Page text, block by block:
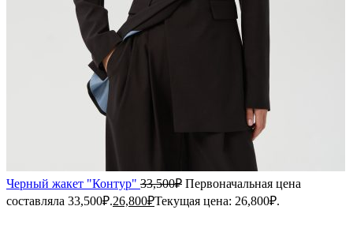
Черный жакет "Контур" 33,500₽ Первоначальная цена
составляла 33,500₽.26,800₽Текущая цена: 26,800₽.